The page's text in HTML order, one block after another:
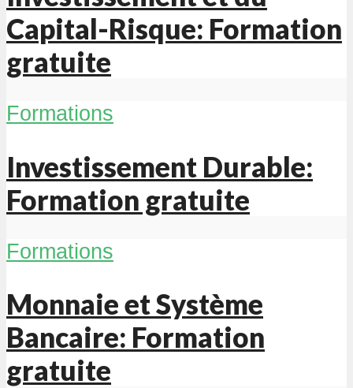
Capital-Risque: Formation
gratuite
Formations
Investissement Durable:
Formation gratuite
Formations
Monnaie et Système
Bancaire: Formation
gratuite